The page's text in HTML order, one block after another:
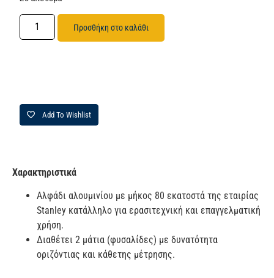
Προσθήκη στο καλάθι
Add To Wishlist
Χαρακτηριστικά
Αλφάδι αλουμινίου με μήκος 80 εκατοστά της εταιρίας
Stanley κατάλληλο για ερασιτεχνική και επαγγελματική
χρήση.
Διαθέτει 2 μάτια (φυσαλίδες) με δυνατότητα
οριζόντιας και κάθετης μέτρησης.